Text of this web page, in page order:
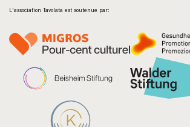
L'association Tavolata est soutenue par: